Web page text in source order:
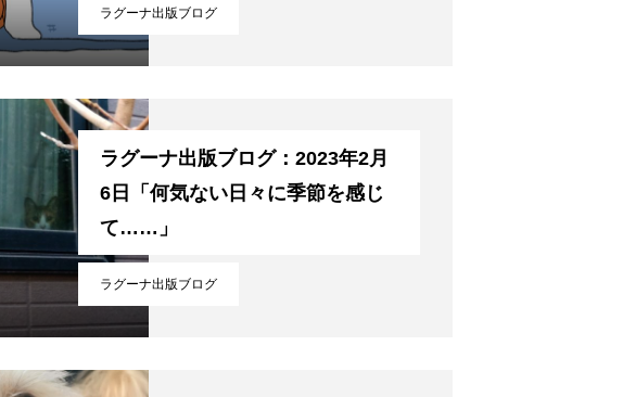
ラグーナ出版ブログ
ラグーナ出版ブログ
ラグーナ出版ブログ：2023年2月
6日「何気ない日々に季節を感じ
て……」